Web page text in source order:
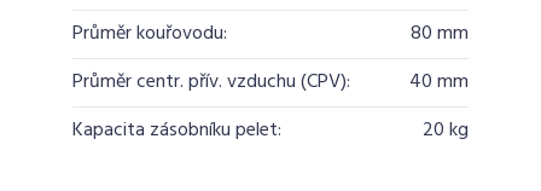
Průměr kouřovodu:
80 mm
Průměr centr. přív. vzduchu (CPV):
40 mm
Kapacita zásobníku pelet:
20 kg